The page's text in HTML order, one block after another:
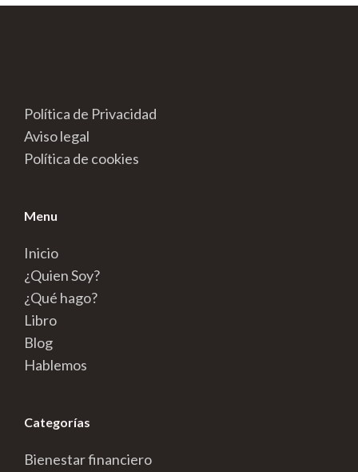
Política de Privacidad
Aviso legal
Política de cookies
Menu
Inicio
¿Quien Soy?
¿Qué hago?
Libro
Blog
Hablemos
Categorías
Bienestar financiero